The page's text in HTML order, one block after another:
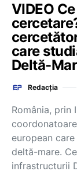
VIDEO
care
Deltă-
Redacția
România, prin
european
deltă-mare.
infrastructurii